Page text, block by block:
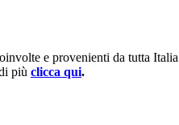
e provenienti da tutta
più clicca qui.